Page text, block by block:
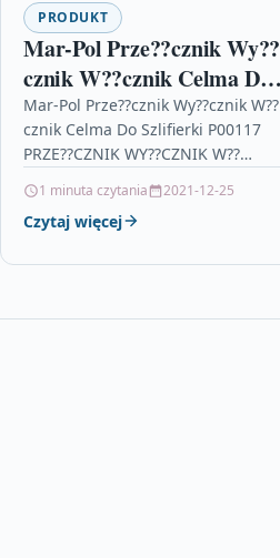
PRODUKT
Mar-Pol Prze??cznik Wy??
cznik W??cznik Celma Do
Szlifierki P00117
Mar-Pol Prze??cznik Wy??cznik W??
cznik Celma Do Szlifierki P00117
PRZE??CZNIK WY??CZNIK W??
cznik w??cznik prze??cznikWy??
cznik do szlifierek k?towych
1 minuta czytania 2021-12-25
Czytaj więcej